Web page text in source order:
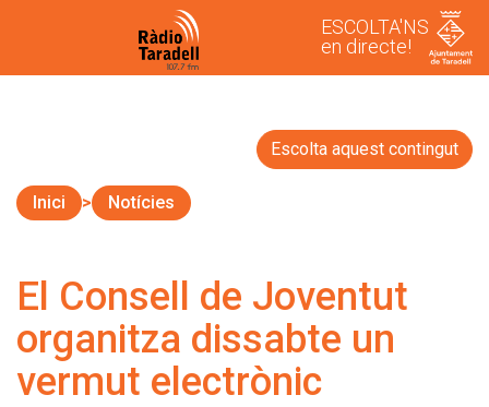
ESCOLTA'NS
en directe!
Escolta aquest contingut
Inici Notícies
El Consell de Joventut
organitza dissabte un
vermut electrònic